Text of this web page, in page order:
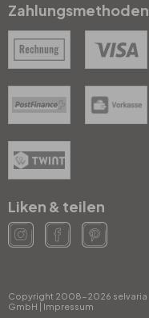
Zahlungsmethoden
Liken & teilen
Copyright 2008-2026 selvaria
GmbH | Impressum